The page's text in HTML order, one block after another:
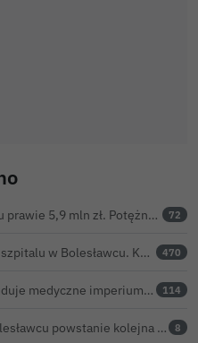
NFZ żąda od szpitala w Bolesławcu prawie 5,9 mln zł. Potężny cios po kontroli rozliczeń 72
Spółka ludzi ze szpitala zarabia na szpitalu w Bolesławcu. Kwoty pozostają tajne 470
Dyrektor szpitala w Bolesławcu buduje medyczne imperium. „Gazeta Wyborcza” opisuje jego działalność w całej Polsce 114
Ulica Prusa znów się zmieni. W Bolesławcu powstanie kolejna ceramiczna mozaika 8